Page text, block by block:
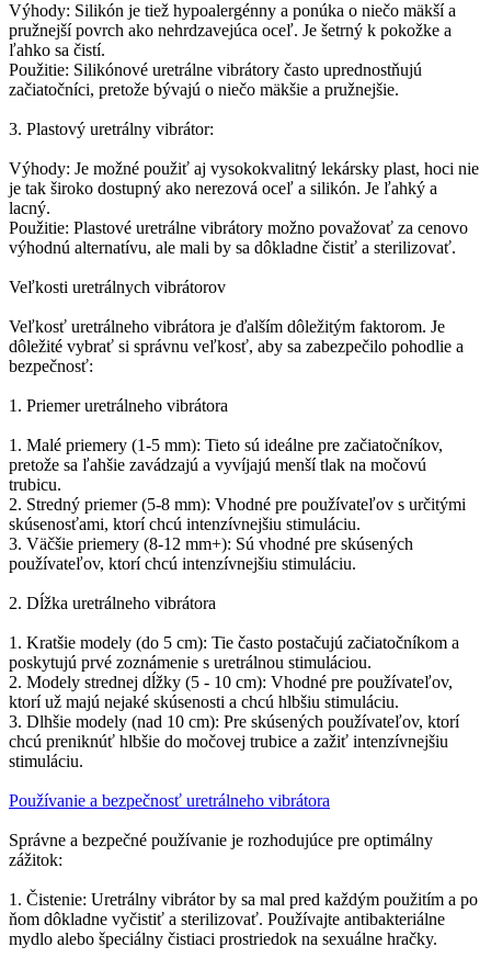
Výhody: Silikón je tiež hypoalergénny a ponúka o niečo mäkší a
pružnejší povrch ako nehrdzavejúca oceľ. Je šetrný k pokožke a
ľahko sa čistí.
Použitie: Silikónové uretrálne vibrátory často uprednostňujú
začiatočníci, pretože bývajú o niečo mäkšie a pružnejšie.
3. Plastový uretrálny vibrátor:
Výhody: Je možné použiť aj vysokokvalitný lekársky plast, hoci nie
je tak široko dostupný ako nerezová oceľ a silikón. Je ľahký a
lacný.
Použitie: Plastové uretrálne vibrátory možno považovať za cenovo
výhodnú alternatívu, ale mali by sa dôkladne čistiť a sterilizovať.
Veľkosti uretrálnych vibrátorov
Veľkosť uretrálneho vibrátora je ďalším dôležitým faktorom. Je
dôležité vybrať si správnu veľkosť, aby sa zabezpečilo pohodlie a
bezpečnosť:
1. Priemer uretrálneho vibrátora
1. Malé priemery (1-5 mm): Tieto sú ideálne pre začiatočníkov,
pretože sa ľahšie zavádzajú a vyvíjajú menší tlak na močovú
trubicu.
2. Stredný priemer (5-8 mm): Vhodné pre používateľov s určitými
skúsenosťami, ktorí chcú intenzívnejšiu stimuláciu.
3. Väčšie priemery (8-12 mm+): Sú vhodné pre skúsených
používateľov, ktorí chcú intenzívnejšiu stimuláciu.
2. Dĺžka uretrálneho vibrátora
1. Kratšie modely (do 5 cm): Tie často postačujú začiatočníkom a
poskytujú prvé zoznámenie s uretrálnou stimuláciou.
2. Modely strednej dĺžky (5 - 10 cm): Vhodné pre používateľov,
ktorí už majú nejaké skúsenosti a chcú hlbšiu stimuláciu.
3. Dlhšie modely (nad 10 cm): Pre skúsených používateľov, ktorí
chcú preniknúť hlbšie do močovej trubice a zažiť intenzívnejšiu
stimuláciu.
Používanie a bezpečnosť uretrálneho vibrátora
Správne a bezpečné používanie je rozhodujúce pre optimálny
zážitok:
1. Čistenie: Uretrálny vibrátor by sa mal pred každým použitím a po
ňom dôkladne vyčistiť a sterilizovať. Používajte antibakteriálne
mydlo alebo špeciálny čistiaci prostriedok na sexuálne hračky.